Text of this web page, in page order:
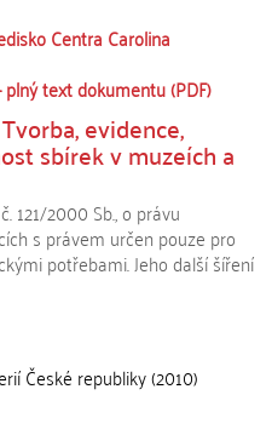
Centra Carolina
text dokumentu(PDF)
evidence,
sbírek v muzeích a
121/2000 Sb., o právu
s právem určen pouze pro
potřebami. Jeho další šíření
České republiky (2010)